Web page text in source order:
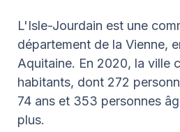
L'Isle-Jourdain est une
département de la Vienne,
Aquitaine. En 2020, la ville
habitants, dont 272
74 ans et 353 personnes
plus.